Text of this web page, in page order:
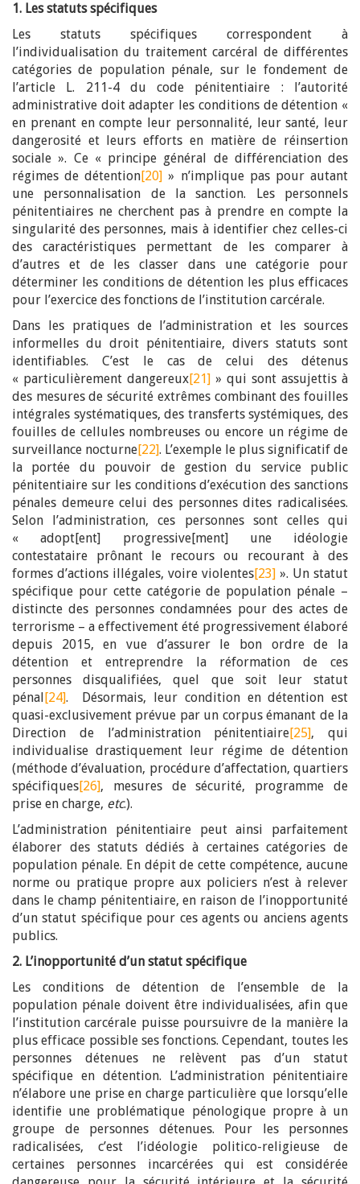
1. Les statuts spécifiques
Les statuts spécifiques correspondent à
l’individualisation du traitement carcéral de différentes
catégories de population pénale, sur le fondement de
l’article L. 211-4 du code pénitentiaire : l’autorité
administrative doit adapter les conditions de détention «
en prenant en compte leur personnalité, leur santé, leur
dangerosité et leurs efforts en matière de réinsertion
sociale ». Ce « principe général de différenciation des
régimes de détention[20] » n’implique pas pour autant
une personnalisation de la sanction. Les personnels
pénitentiaires ne cherchent pas à prendre en compte la
singularité des personnes, mais à identifier chez celles-ci
des caractéristiques permettant de les comparer à
d’autres et de les classer dans une catégorie pour
déterminer les conditions de détention les plus efficaces
pour l’exercice des fonctions de l’institution carcérale.
Dans les pratiques de l’administration et les sources
informelles du droit pénitentiaire, divers statuts sont
identifiables. C’est le cas de celui des détenus
« particulièrement dangereux[21] » qui sont assujettis à
des mesures de sécurité extrêmes combinant des fouilles
intégrales systématiques, des transferts systémiques, des
fouilles de cellules nombreuses ou encore un régime de
surveillance nocturne[22]. L’exemple le plus significatif de
la portée du pouvoir de gestion du service public
pénitentiaire sur les conditions d’exécution des sanctions
pénales demeure celui des personnes dites radicalisées.
Selon l’administration, ces personnes sont celles qui
« adopt[ent] progressive[ment] une idéologie
contestataire prônant le recours ou recourant à des
formes d’actions illégales, voire violentes[23] ». Un statut
spécifique pour cette catégorie de population pénale –
distincte des personnes condamnées pour des actes de
terrorisme – a effectivement été progressivement élaboré
depuis 2015, en vue d’assurer le bon ordre de la
détention et entreprendre la réformation de ces
personnes disqualifiées, quel que soit leur statut
pénal[24]. Désormais, leur condition en détention est
quasi-exclusivement prévue par un corpus émanant de la
Direction de l’administration pénitentiaire[25], qui
individualise drastiquement leur régime de détention
(méthode d’évaluation, procédure d’affectation, quartiers
spécifiques[26], mesures de sécurité, programme de
prise en charge, etc.).
L’administration pénitentiaire peut ainsi parfaitement
élaborer des statuts dédiés à certaines catégories de
population pénale. En dépit de cette compétence, aucune
norme ou pratique propre aux policiers n’est à relever
dans le champ pénitentiaire, en raison de l’inopportunité
d’un statut spécifique pour ces agents ou anciens agents
publics.
2. L’inopportunité d’un statut spécifique
Les conditions de détention de l’ensemble de la
population pénale doivent être individualisées, afin que
l’institution carcérale puisse poursuivre de la manière la
plus efficace possible ses fonctions. Cependant, toutes les
personnes détenues ne relèvent pas d’un statut
spécifique en détention. L’administration pénitentiaire
n’élabore une prise en charge particulière que lorsqu’elle
identifie une problématique pénologique propre à un
groupe de personnes détenues. Pour les personnes
radicalisées, c’est l’idéologie politico-religieuse de
certaines personnes incarcérées qui est considérée